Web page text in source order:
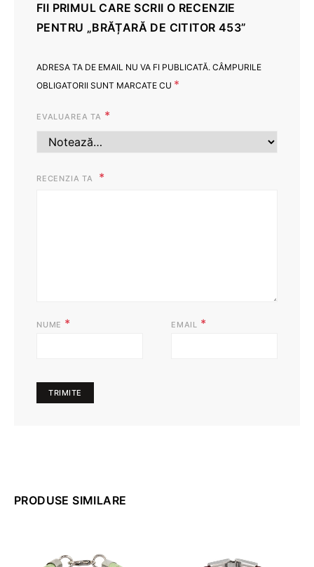
FII PRIMUL CARE SCRII O RECENZIE
PENTRU „BRĂȚARĂ DE CITITOR 453”
ADRESA TA DE EMAIL NU VA FI PUBLICATĂ. CÂMPURILE
OBLIGATORII SUNT MARCATE CU *
EVALUAREA TA *
RECENZIA TA
NUME * EMAIL *
PRODUSE SIMILARE